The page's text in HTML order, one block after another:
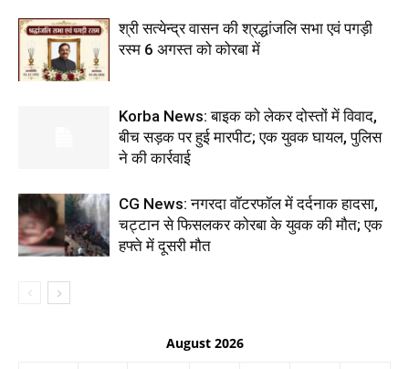
श्री सत्येन्द्र वासन की श्रद्धांजलि सभा एवं पगड़ी
रस्म 6 अगस्त को कोरबा में
Korba News: बाइक को लेकर दोस्तों में विवाद,
बीच सड़क पर हुई मारपीट; एक युवक घायल, पुलिस
ने की कार्रवाई
CG News: नगरदा वॉटरफॉल में दर्दनाक हादसा,
चट्टान से फिसलकर कोरबा के युवक की मौत; एक
हफ्ते में दूसरी मौत
August 2026